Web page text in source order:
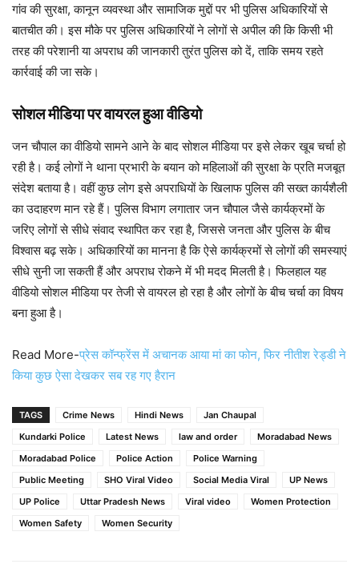
गांव की सुरक्षा, कानून व्यवस्था और सामाजिक मुद्दों पर भी पुलिस अधिकारियों से
बातचीत की। इस मौके पर पुलिस अधिकारियों ने लोगों से अपील की कि किसी भी
तरह की परेशानी या अपराध की जानकारी तुरंत पुलिस को दें, ताकि समय रहते
कार्रवाई की जा सके।
सोशल मीडिया पर वायरल हुआ वीडियो
जन चौपाल का वीडियो सामने आने के बाद सोशल मीडिया पर इसे लेकर खूब चर्चा हो
रही है। कई लोगों ने थाना प्रभारी के बयान को महिलाओं की सुरक्षा के प्रति मजबूत
संदेश बताया है। वहीं कुछ लोग इसे अपराधियों के खिलाफ पुलिस की सख्त कार्यशैली
का उदाहरण मान रहे हैं। पुलिस विभाग लगातार जन चौपाल जैसे कार्यक्रमों के
जरिए लोगों से सीधे संवाद स्थापित कर रहा है, जिससे जनता और पुलिस के बीच
विश्वास बढ़ सके। अधिकारियों का मानना है कि ऐसे कार्यक्रमों से लोगों की समस्याएं
सीधे सुनी जा सकती हैं और अपराध रोकने में भी मदद मिलती है। फिलहाल यह
वीडियो सोशल मीडिया पर तेजी से वायरल हो रहा है और लोगों के बीच चर्चा का विषय
बना हुआ है।
Read More-प्रेस कॉन्फ्रेंस में अचानक आया मां का फोन, फिर नीतीश रेड्डी ने
किया कुछ ऐसा देखकर सब रह गए हैरान
TAGS Crime News Hindi News
Jan Chaupal
Kundarki Police
Latest News law and order
Moradabad News
Moradabad Police
Police Action
Police Warning
Public Meeting
SHO Viral Video Social Media Viral
UP News
UP Police
Uttar Pradesh News Viral video
Women Protection
Women Safety
Women Security